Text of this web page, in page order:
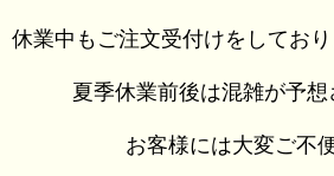
休業中もご注文受付けをしてお
夏季休業前後は混雑が予
お客様には大変ご不